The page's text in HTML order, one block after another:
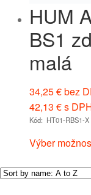
HUM
BS1
malá
34,25€bez
42,13 €s
Kód: HT01-RBS1-X
Výber